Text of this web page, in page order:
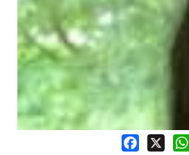
Facebook